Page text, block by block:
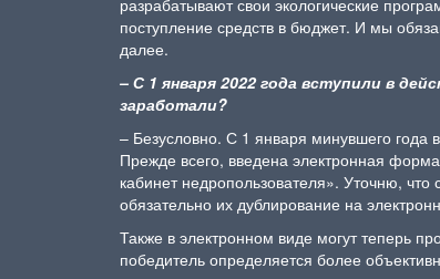
поступление средств в бюджет. И мы
далее.
– С 1 января 2022 года вступили в
заработали?
– Безусловно. С 1 января минувшего
Прежде всего, введена электронная
кабинет недропользователя». Уточню,
обязательно их дублирование на
Также в электронном виде могут теперь
победитель определяется более